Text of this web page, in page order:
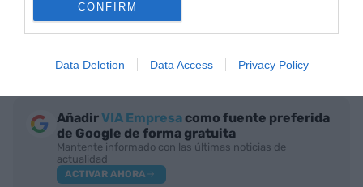
CONFIRM
Data Deletion Data Access Privacy Policy
No te pido que hagas lo mismo, cada una lo vive
como puede.
AñadirVIA Empresa como fuente preferida
de Google de forma gratuita
Mantente informado con las últimas noticias de
actualidad
ACTIVAR AHORA